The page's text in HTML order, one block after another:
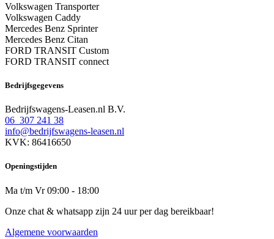
Volkswagen Transporter
Volkswagen Caddy
Mercedes Benz Sprinter
Mercedes Benz Citan
FORD TRANSIT Custom
FORD TRANSIT connect
Bedrijfsgegevens
Bedrijfswagens-Leasen.nl B.V.
06 307 241 38
info@bedrijfswagens-leasen.nl
KVK: 86416650
Openingstijden
Ma t/m Vr 09:00 - 18:00
Onze chat & whatsapp zijn 24 uur per dag bereikbaar!
Algemene voorwaarden